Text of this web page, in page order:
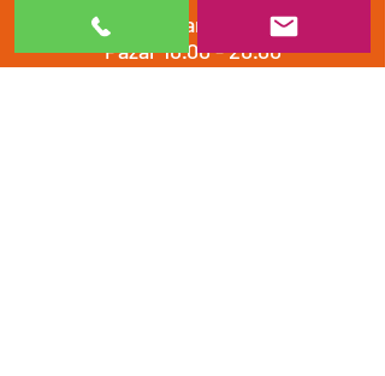
Hafta içi ve Cumartesi
8.30 - 20.00
​​Pazar 10.00 - 20.00